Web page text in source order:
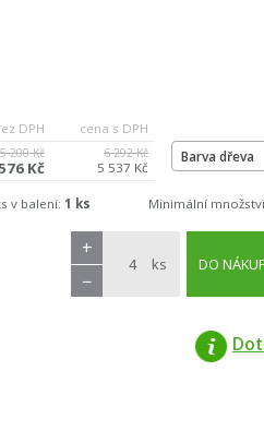
DPH
cena s DPH
5 200 Kč
Kč
6 292 Kč
5 537 Kč
Barva dřeva
v balení: 1 ks Minimální
ks
+
−
DO